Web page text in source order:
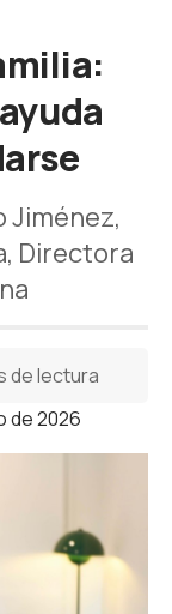
Jiménez,
Directora
de 2026
de lectura